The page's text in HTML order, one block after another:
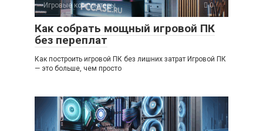
Игровые компьютеры 0
Как собрать мощный игровой ПК
без переплат
Как построить игровой ПК без лишних затрат Игровой ПК
— это больше, чем просто